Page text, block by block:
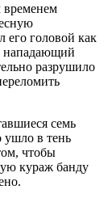
временем
его головой как
нападающий
разрушило
семь
ушло в тень
чтобы
кураж банду